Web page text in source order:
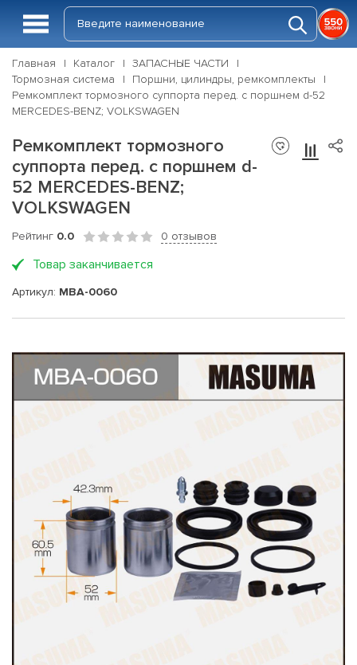
Главная Каталог
ЗАПАСНЫЕ ЧАСТИ
Тормозная система
Поршни, цилиндры, ремкомплекты
Ремкомплект тормозного суппорта перед. с поршнем d-52
MERCEDES-BENZ; VOLKSWAGEN
Ремкомплект тормозного
суппорта перед. с поршнем d-
52 MERCEDES-BENZ;
VOLKSWAGEN
Рейтинг 0.0 0 отзывов
Товар заканчивается
Артикул: MBA-0060